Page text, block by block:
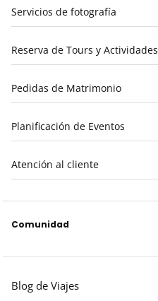
Servicios de fotografía
Reserva de Tours y Actividades
Pedidas de Matrimonio
Planificación de Eventos
Atención al cliente
Comunidad
Blog de Viajes